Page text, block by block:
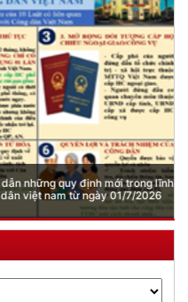
nổ, công cụ hỗ trợ
giao thông cơ giới
có điều kiện